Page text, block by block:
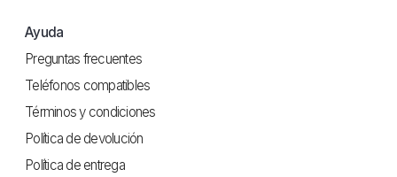
Ayuda
Preguntas frecuentes
Teléfonos compatibles
Términos y condiciones
Política de devolución
Política de entrega